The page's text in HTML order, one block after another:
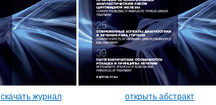
скачать журнал открыть абстракт